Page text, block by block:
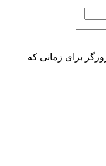
برای زمانی که